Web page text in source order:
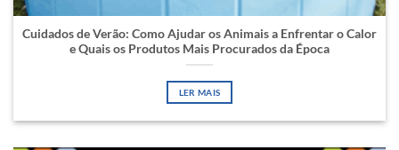
Cuidados de Verão: Como Ajudar os Animais a Enfrentar o Calor
e Quais os Produtos Mais Procurados da Época
LER MAIS